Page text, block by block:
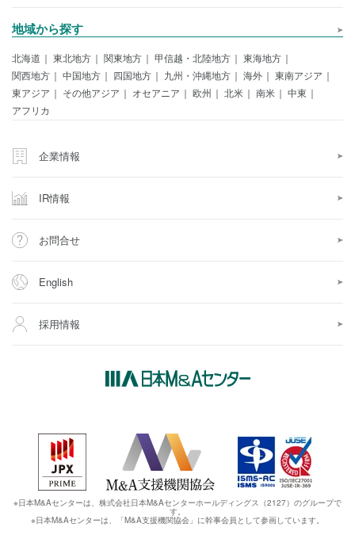
地域から探す
北海道 東北地方 関東地方 甲信越・北陸地方
東海地方
関西地方
中国地方 四国地方 九州・沖縄地方 海外
東南アジア
東アジア
その他アジア オセアニア 欧州 北米 南米
中東
アフリカ
企業情報
IR情報
お問合せ
English
採用情報
※日本M&Aセンターは、株式会社日本M&Aセンターホールディングス（2127）のグループで
す。
※日本M&Aセンターは、「M&A支援機関協会」に幹事会員として参画しています。